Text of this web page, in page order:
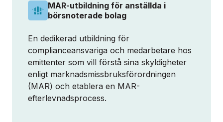
BOKA EN DEMO
MAR-utbildning för anställda i
börsnoterade bolag
En dedikerad utbildning för
complianceansvariga och medarbetare hos
emittenter som vill förstå sina skyldigheter
enligt marknadsmissbruksförordningen
(MAR) och etablera en MAR-
efterlevnadsprocess.